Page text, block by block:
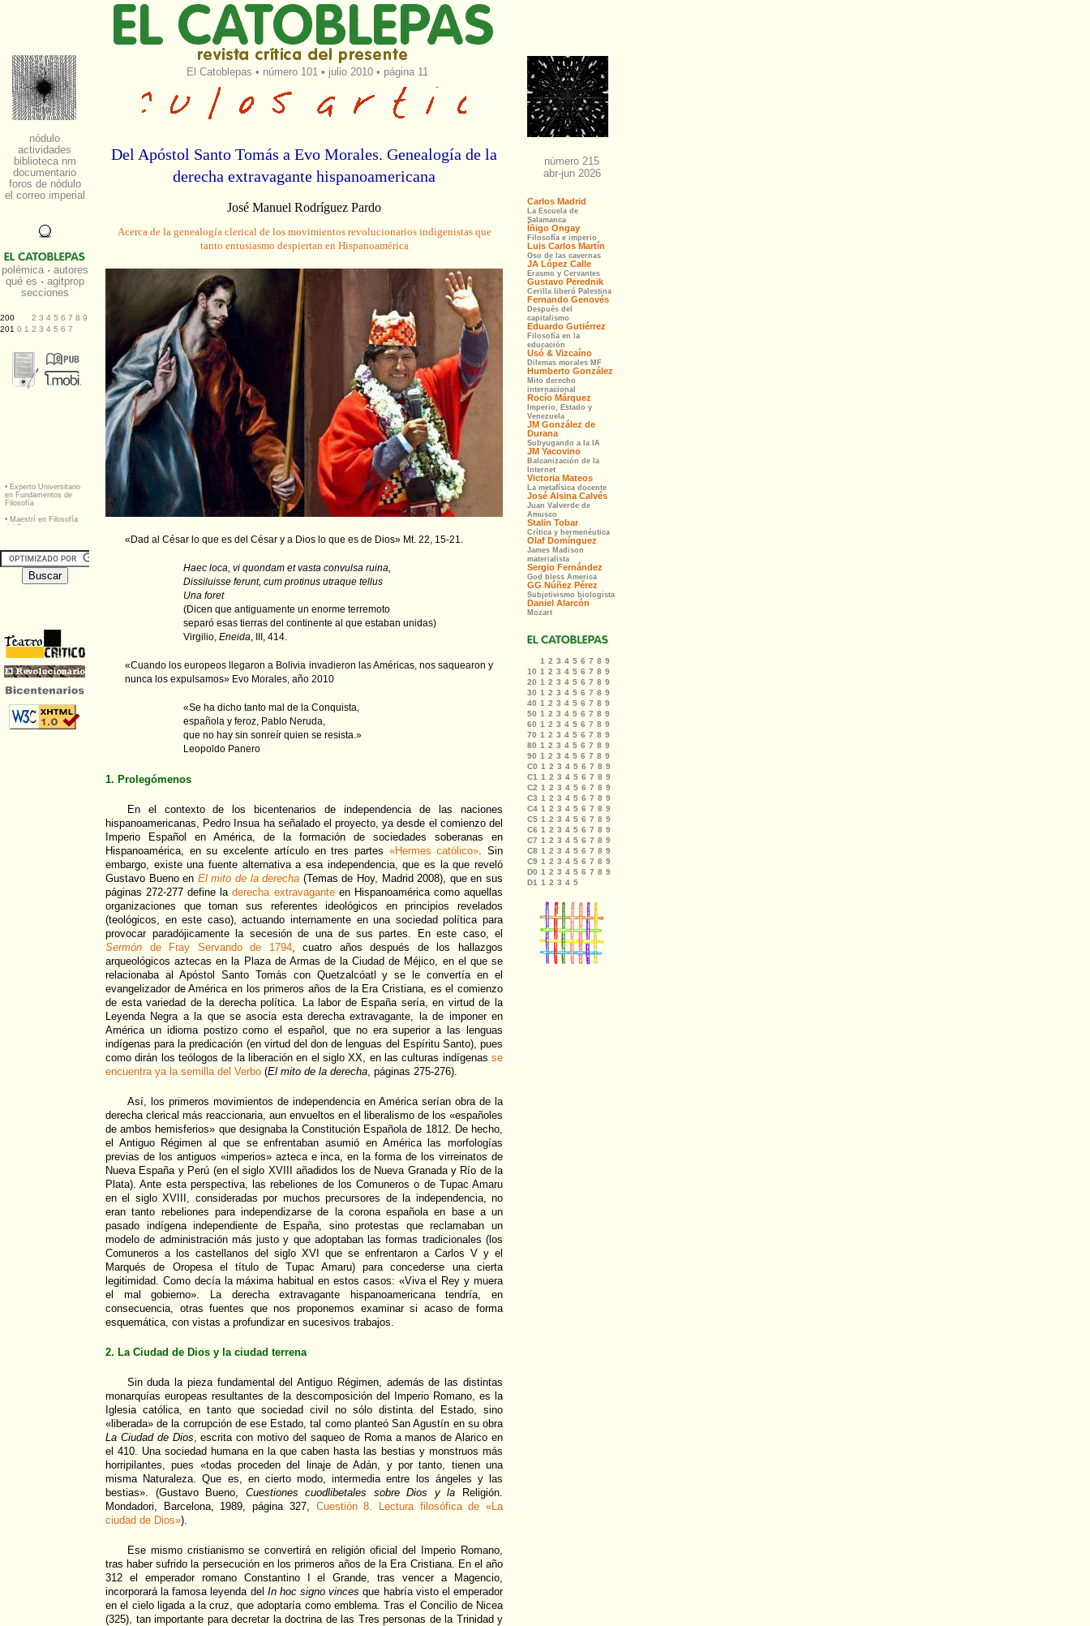
El Catoblepas • número 101 • julio 2010 • página 11
Del Apóstol Santo Tomás a Evo Morales. Genealogía de la
derecha extravagante hispanoamericana
José Manuel Rodríguez Pardo
Acerca de la genealogía clerical de los movimientos revolucionarios indigenistas que
tanto entusiasmo despiertan en Hispanoamérica
«Dad al César lo que es del César y a Dios lo que es de Dios» Mt. 22, 15-21.
Haec loca, vi quondam et vasta convulsa ruina,
Dissiluisse ferunt, cum protinus utraque tellus
Una foret
(Dicen que antiguamente un enorme terremoto
separó esas tierras del continente al que estaban unidas)
Virgilio, Eneida, III, 414.
«Cuando los europeos llegaron a Bolivia invadieron las Américas, nos saquearon y
nunca los expulsamos» Evo Morales, año 2010
«Se ha dicho tanto mal de la Conquista,
española y feroz, Pablo Neruda,
que no hay sin sonreír quien se resista.»
Leopoldo Panero
1. Prolegómenos
En el contexto de los bicentenarios de independencia de las naciones
hispanoamericanas, Pedro Insua ha señalado el proyecto, ya desde el comienzo del
Imperio Español en América, de la formación de sociedades soberanas en
Hispanoamérica, en su excelente artículo en tres partes «Hermes católico». Sin
embargo, existe una fuente alternativa a esa independencia, que es la que reveló
Gustavo Bueno en El mito de la derecha (Temas de Hoy, Madrid 2008), que en sus
páginas 272-277 define laderecha extravaganteen Hispanoamérica como aquellas
organizaciones que toman sus referentes ideológicos en principios revelados
(teológicos, en este caso), actuando internamente en una sociedad política para
provocar paradójicamente la secesión de una de sus partes. En este caso, el
Sermón de Fray Servando de 1794, cuatro años después de los hallazgos
arqueológicos aztecas en la Plaza de Armas de la Ciudad de Méjico, en el que se
relacionaba al Apóstol Santo Tomás con Quetzalcóatl y se le convertía en el
evangelizador de América en los primeros años de la Era Cristiana, es el comienzo
de esta variedad de la derecha política. La labor de España sería, en virtud de la
Leyenda Negra a la que se asocia esta derecha extravagante, la de imponer en
América un idioma postizo como el español, que no era superior a las lenguas
indígenas para la predicación (en virtud del don de lenguas del Espíritu Santo), pues
como dirán los teólogos de la liberación en el siglo XX, en las culturas indígenas se
encuentra ya la semilla del Verbo (El mito de la derecha, páginas 275-276).
Así, los primeros movimientos de independencia en América serían obra de la
derecha clerical más reaccionaria, aun envueltos en el liberalismo de los «españoles
de ambos hemisferios» que designaba la Constitución Española de 1812. De hecho,
el Antiguo Régimen al que se enfrentaban asumió en América las morfologías
previas de los antiguos «imperios» azteca e inca, en la forma de los virreinatos de
Nueva España y Perú (en el siglo XVIII añadidos los de Nueva Granada y Río de la
Plata). Ante esta perspectiva, las rebeliones de los Comuneros o de Tupac Amaru
en el siglo XVIII, consideradas por muchos precursores de la independencia, no
eran tanto rebeliones para independizarse de la corona española en base a un
pasado indígena independiente de España, sino protestas que reclamaban un
modelo de administración más justo y que adoptaban las formas tradicionales (los
Comuneros a los castellanos del siglo XVI que se enfrentaron a Carlos V y el
Marqués de Oropesa el título de Tupac Amaru) para concederse una cierta
legitimidad. Como decía la máxima habitual en estos casos: «Viva el Rey y muera
el mal gobierno». La derecha extravagante hispanoamericana tendría, en
consecuencia, otras fuentes que nos proponemos examinar si acaso de forma
esquemática, con vistas a profundizar en sucesivos trabajos.
2. La Ciudad de Dios y la ciudad terrena
Sin duda la pieza fundamental del Antiguo Régimen, además de las distintas
monarquías europeas resultantes de la descomposición del Imperio Romano, es la
Iglesia católica, en tanto que sociedad civil no sólo distinta del Estado, sino
«liberada» de la corrupción de ese Estado, tal como planteó San Agustín en su obra
La Ciudad de Dios, escrita con motivo del saqueo de Roma a manos de Alarico en
el 410. Una sociedad humana en la que caben hasta las bestias y monstruos más
horripilantes, pues «todas proceden del linaje de Adán, y por tanto, tienen una
misma Naturaleza. Que es, en cierto modo, intermedia entre los ángeles y las
bestias». (Gustavo Bueno, Cuestiones cuodlibetales sobre Dios y la Religión.
Mondadori, Barcelona, 1989, página 327, Cuestión 8. Lectura filosófica de «La
ciudad de Dios»).
Ese mismo cristianismo se convertirá en religión oficial del Imperio Romano,
tras haber sufrido la persecución en los primeros años de la Era Cristiana. En el año
312 el emperador romano Constantino I el Grande, tras vencer a Magencio,
incorporará la famosa leyenda del In hoc signo vinces que habría visto el emperador
en el cielo ligada a la cruz, que adoptaría como emblema. Tras el Concilio de Nicea
(325), tan importante para decretar la doctrina de las Tres personas de la Trinidad y